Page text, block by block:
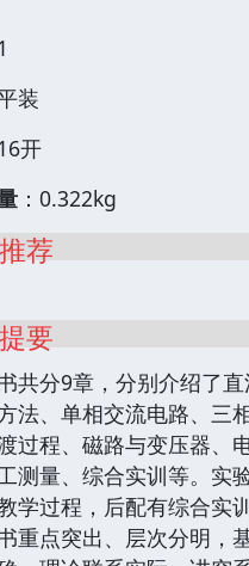
装
开
：0.322kg
荐
要
分9章，分别介绍了直
法、单相交流电路、三
过程、磁路与变压器、
测量、综合实训等。实
学过程，后配有综合实训
点突出、层次分明，